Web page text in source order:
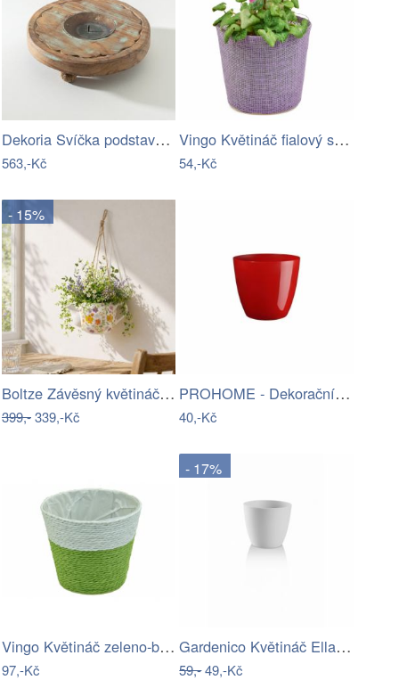
Dekoria Svíčka podstavec Rustic Flame…
563,-Kč
Vingo Květináč fialový s igelitovou…
54,-Kč
- 15%
Boltze Závěsný květináč Konvička Antonia
399,-339,-Kč
PROHOME - Dekorační květináč ELLA 13 cm…
40,-Kč
Vingo Květináč zeleno-bílý s igelitovou…
97,-Kč
- 17%
Gardenico Květináč Ella matt bílá, pr.…
59,-49,-Kč